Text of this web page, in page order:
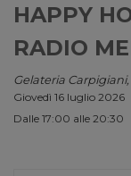
HAPPY
RADIO
Gelateria
Giovedì 16 luglio 2026
Dalle 17:00 alle 20:30